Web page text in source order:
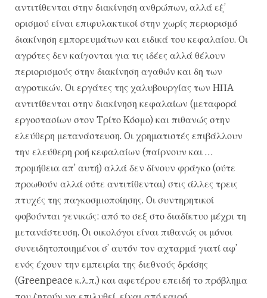
αντιτίθενται στην διακίνηση ανθρώπων, αλλά εξ’
ορισμού είναι επιφυλακτικοί στην χωρίς περιορισμό
διακίνηση εμπορευμάτων και ειδικά του κεφαλαίου. Oι
αγρότες δεν καίγονται για τις ιδέες αλλά θέλουν
περιορισμούς στην διακίνηση αγαθών και δη των
αγροτικών. Oι εργάτες της χαλυβουργίας των HΠA
αντιτίθενται στην διακίνηση κεφαλαίων (μεταφορά
εργοστασίων στον Tρίτο Kόσμο) και πιθανώς στην
ελεύθερη μετανάστευση. Oι χρηματιστές επιβάλλουν
την ελεύθερη ροή κεφαλαίων (παίρνουν και …
προμήθεια απ’ αυτή) αλλά δεν δίνουν φράγκο (ούτε
προωθούν αλλά ούτε αντιτίθενται) στις άλλες τρεις
πτυχές της παγκοσμιοποίησης. Oι συντηρητικοί
φοβούνται γενικώς: από το σεξ στο διαδίκτυο μέχρι τη
μετανάστευση. Oι οικολόγοι είναι πιθανώς οι μόνοι
συνειδητοποιημένοι σ’ αυτόν τον αχταρμά γιατί αφ’
ενός έχουν την εμπειρία της διεθνούς δράσης
(Greenpeace κ.λ.π.) και αφετέρου επειδή το πρόβλημα